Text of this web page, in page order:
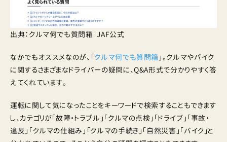
出典：クルマ何でも質問箱｜JAF公式
なかでもオススメなのが、「クルマ何でも質問箱 」。クルマやバイク
に関するさまざまなドライバーの疑問に、Q&A形式で分かりやすく答
えてくれています。
運転に関して気になったことをキーワードで検索することもできます
し、カテゴリが「故障・トラブル」「クルマの点検」「ドライブ」「事故・
違反」「クルマの仕組み」「クルマの手続き」「自然災害」「バイク」と